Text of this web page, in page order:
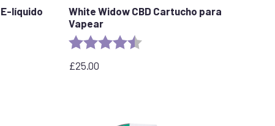
líquido
White Widow CBD Cartucho para
Vapear
Valoración:
£25.00